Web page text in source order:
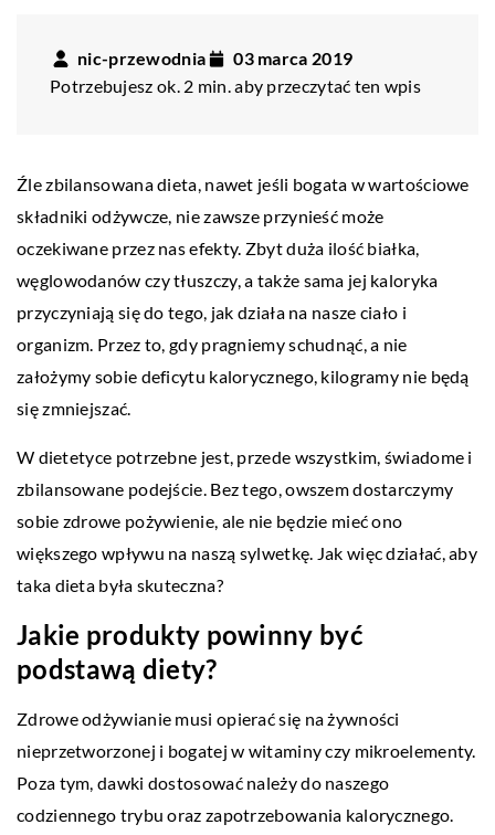
nic-przewodnia
03 marca 2019
Potrzebujesz ok. 2 min. aby przeczytać ten wpis
Źle zbilansowana dieta, nawet jeśli bogata w wartościowe
składniki odżywcze, nie zawsze przynieść może
oczekiwane przez nas efekty. Zbyt duża ilość białka,
węglowodanów czy tłuszczy, a także sama jej kaloryka
przyczyniają się do tego, jak działa na nasze ciało i
organizm. Przez to, gdy pragniemy schudnąć, a nie
założymy sobie deficytu kalorycznego, kilogramy nie będą
się zmniejszać.
W dietetyce potrzebne jest, przede wszystkim, świadome i
zbilansowane podejście. Bez tego, owszem dostarczymy
sobie zdrowe pożywienie, ale nie będzie mieć ono
większego wpływu na naszą sylwetkę. Jak więc działać, aby
taka dieta była skuteczna?
Jakie produkty powinny być
podstawą diety?
Zdrowe odżywianie musi opierać się na żywności
nieprzetworzonej i bogatej w witaminy czy mikroelementy.
Poza tym, dawki dostosować należy do naszego
codziennego trybu oraz zapotrzebowania kalorycznego.